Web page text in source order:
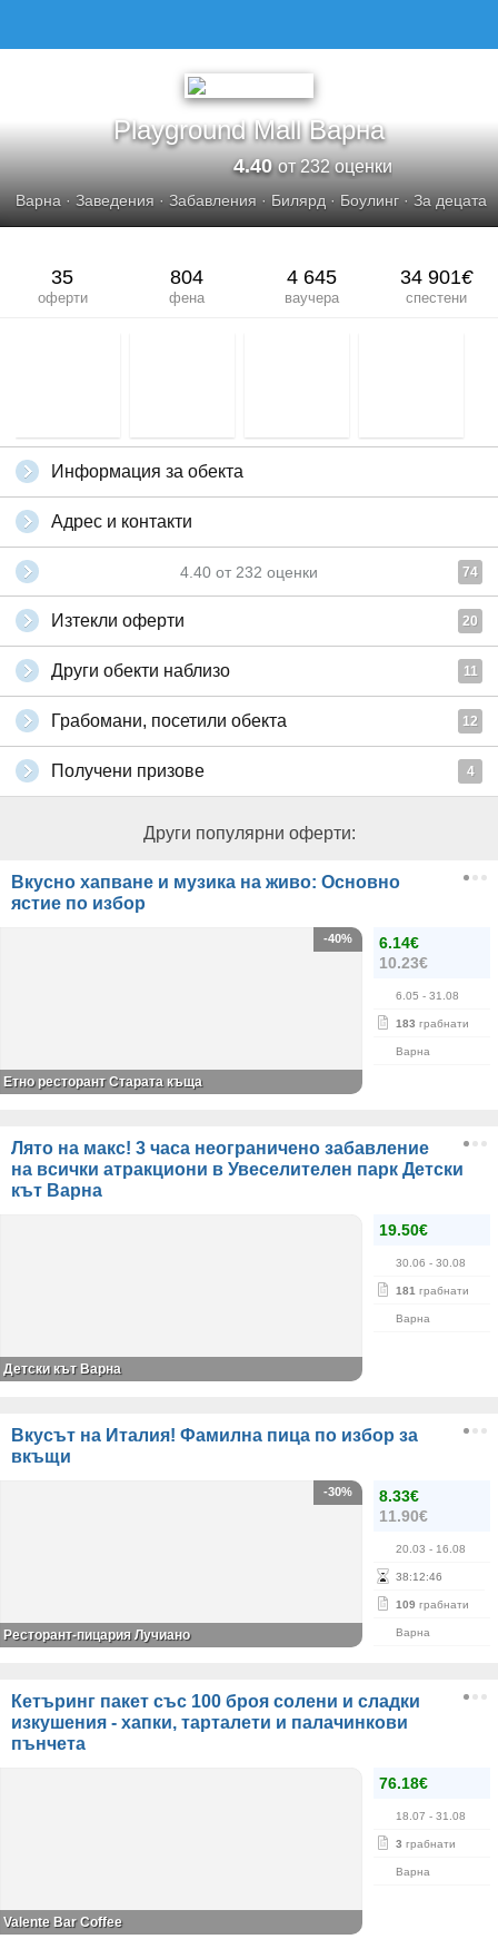
Playground Mall Варна
4.40от 232 оценки
Варна · Заведения · Забавления · Билярд · Боулинг · За децата
35
оферти
804
фена
4 645
ваучера
34 901€
спестени
Информация за обекта
Адрес и контакти
4.40 от 232 оценки 74
Изтекли оферти 20
Други обекти наблизо 11
Грабомани, посетили обекта 12
Получени призове 4
Други популярни оферти:
Вкусно хапване и музика на живо: Основно
ястие по избор
6.14€
10.23€
6.05 - 31.08
183 грабнати
Варна
-40%
Етно ресторант Старата къща
Лято на макс! 3 часа неограничено забавление
на всички атракциони в Увеселителен парк Детски
кът Варна
19.50€
30.06 - 30.08
181 грабнати
Варна
Детски кът Варна
Вкусът на Италия! Фамилна пица по избор за
вкъщи
8.33€
11.90€
20.03 - 16.08
38:12:46
109 грабнати
Варна
-30%
Ресторант-пицария Лучиано
Кетъринг пакет със 100 броя солени и сладки
изкушения - хапки, тарталети и палачинкови
пънчета
76.18€
18.07 - 31.08
3 грабнати
Варна
Valente Bar Coffee